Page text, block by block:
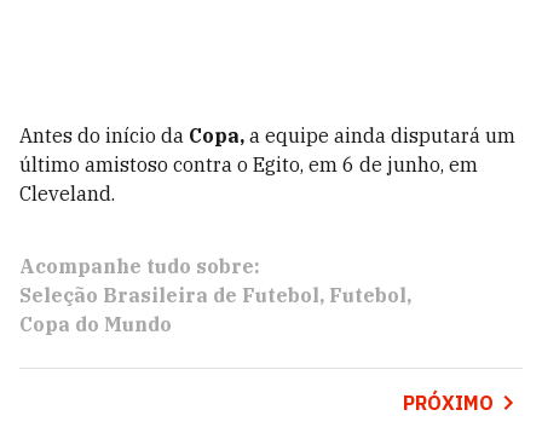
Antes do início da Copa, a equipe ainda disputará um
último amistoso contra o Egito, em 6 de junho, em
Cleveland.
Acompanhe tudo sobre:
Seleção Brasileira de Futebol Futebol
Copa do Mundo
PRÓXIMO